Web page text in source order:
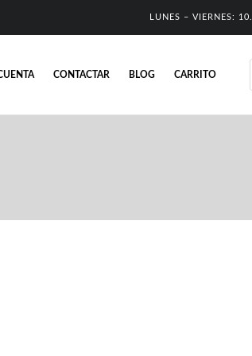
LUNES – VIERNES:
CONTACTAR BLOG CARRITO